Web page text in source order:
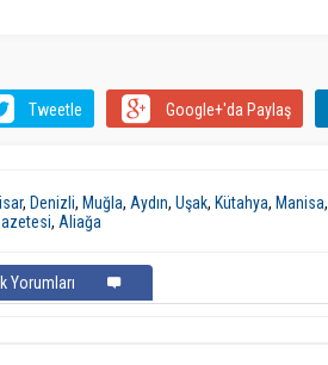
Tweetle Google+'da Paylaş
, Denizli, Muğla, Aydın, Uşak, Kütahya, Manisa,
, Aliağa
Yorumları